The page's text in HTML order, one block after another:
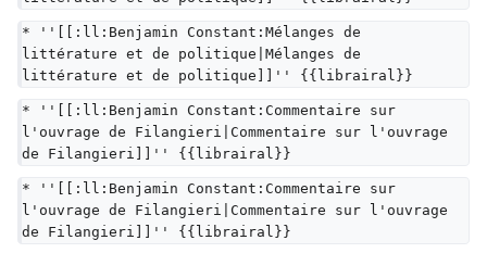
* ''[[:ll:Benjamin Constant:Mélanges de
littérature et de politique|Mélanges de
littérature et de politique]]'' {{librairal}}
* ''[[:ll:Benjamin Constant:Commentaire sur
l'ouvrage de Filangieri|Commentaire sur l'ouvrage
de Filangieri]]'' {{librairal}}
* ''[[:ll:Benjamin Constant:Commentaire sur
l'ouvrage de Filangieri|Commentaire sur l'ouvrage
de Filangieri]]'' {{librairal}}